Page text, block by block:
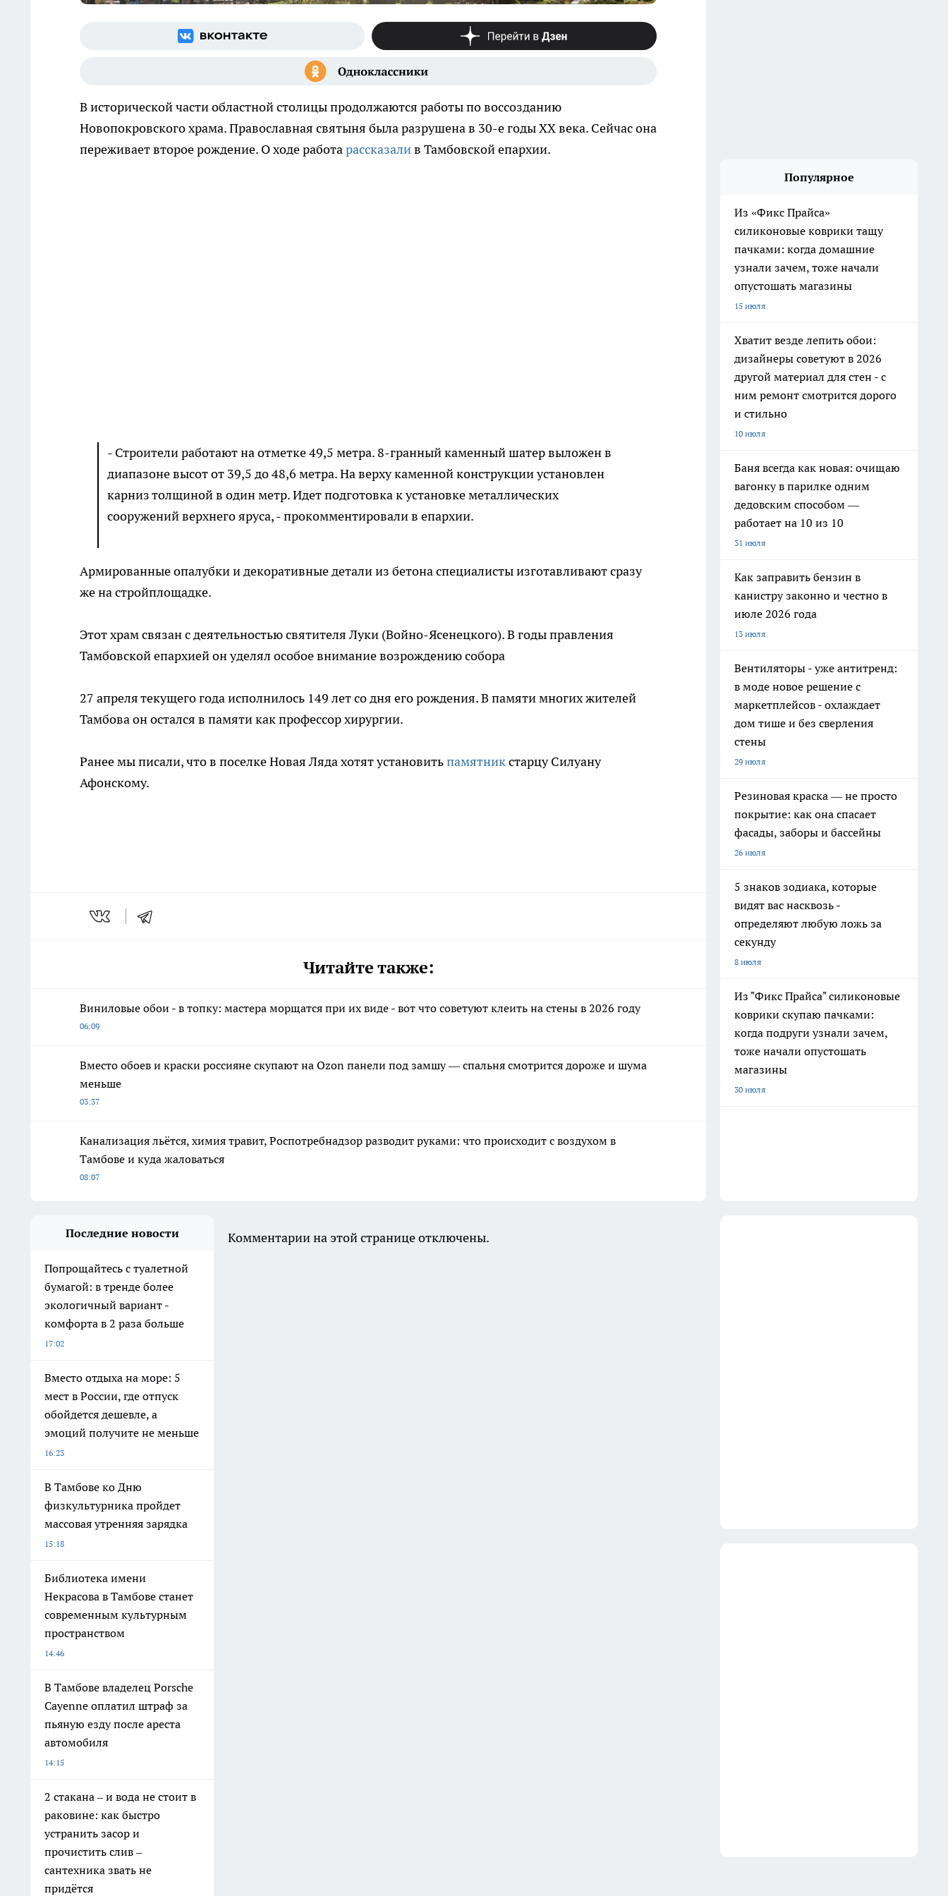
В исторической части областной столицы продолжаются работы по воссозданию
Новопокровского храма. Православная святыня была разрушена в 30-е годы ХХ века. Сейчас она
переживает второе рождение. О ходе работарассказалив Тамбовской епархии.
- Строители работают на отметке 49,5 метра. 8-гранный каменный шатер выложен в
диапазоне высот от 39,5 до 48,6 метра. На верху каменной конструкции установлен
карниз толщиной в один метр. Идет подготовка к установке металлических
сооружений верхнего яруса, - прокомментировали в епархии.
Армированные опалубки и декоративные детали из бетона специалисты изготавливают сразу
же на стройплощадке.
Этот храм связан с деятельностью святителя Луки (Войно-Ясенецкого). В годы правления
Тамбовской епархией он уделял особое внимание возрождению собора
27 апреля текущего года исполнилось 149 лет со дня его рождения. В памяти многих жителей
Тамбова он остался в памяти как профессор хирургии.
Ранее мы писали, что в поселке Новая Ляда хотят установитьпамятникстарцу Силуану
Афонскому.
Читайте также:
Виниловые обои - в топку: мастера морщатся при их виде - вот что советуют клеить на стены в 2026 году
06:09
Вместо обоев и краски россияне скупают на Ozon панели под замшу — спальня смотрится дороже и шума
меньше
03:37
Канализация льётся, химия травит, Роспотребнадзор разводит руками: что происходит с воздухом в
Тамбове и куда жаловаться
08:07
Популярное
Из «Фикс Прайса»
силиконовые коврики тащу
пачками: когда домашние
узнали зачем, тоже начали
опустошать магазины
15 июля
Хватит везде лепить обои:
дизайнеры советуют в 2026
другой материал для стен - с
ним ремонт смотрится дорого
и стильно
10 июля
Баня всегда как новая: очищаю
вагонку в парилке одним
дедовским способом —
работает на 10 из 10
31 июля
Как заправить бензин в
канистру законно и честно в
июле 2026 года
13 июля
Вентиляторы - уже антитренд:
в моде новое решение с
маркетплейсов - охлаждает
дом тише и без сверления
стены
29 июля
Резиновая краска — не просто
покрытие: как она спасает
фасады, заборы и бассейны
26 июля
5 знаков зодиака, которые
видят вас насквозь -
определяют любую ложь за
секунду
8 июля
Из "Фикс Прайса" силиконовые
коврики скупаю пачками:
когда подруги узнали зачем,
тоже начали опустошать
магазины
30 июля
Последние новости
Попрощайтесь с туалетной
бумагой: в тренде более
экологичный вариант -
комфорта в 2 раза больше
17:02
Вместо отдыха на море: 5
мест в России, где отпуск
обойдется дешевле, а
эмоций получите не меньше
16:23
В Тамбове ко Дню
физкультурника пройдет
массовая утренняя зарядка
15:18
Библиотека имени
Некрасова в Тамбове станет
современным культурным
пространством
14:46
В Тамбове владелец Porsche
Cayenne оплатил штраф за
пьяную езду после ареста
автомобиля
14:15
2 стакана – и вода не стоит в
раковине: как быстро
устранить засор и
прочистить слив –
сантехника звать не
придётся
Комментарии на этой странице отключены.